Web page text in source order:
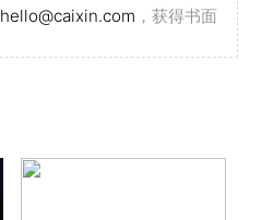
hello@caixin.com ，获得书面